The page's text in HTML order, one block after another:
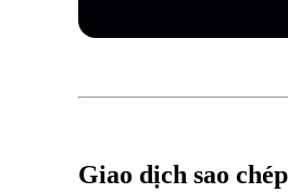
Giao dịch sao